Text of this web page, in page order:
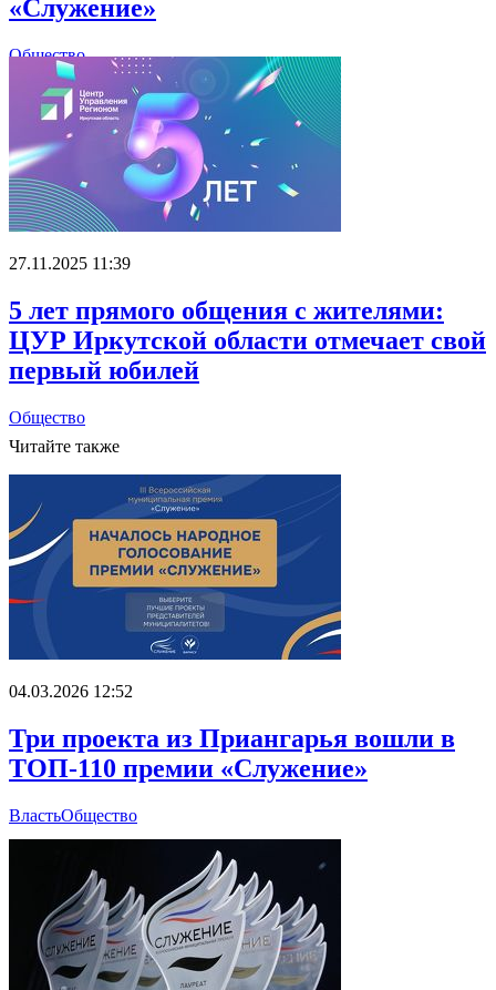
«Служение»
Общество
27.11.2025 11:39
5 лет прямого общения с жителями:
ЦУР Иркутской области отмечает свой
первый юбилей
Общество
Читайте также
04.03.2026 12:52
Три проекта из Приангарья вошли в
ТОП-110 премии «Служение»
ВластьОбщество